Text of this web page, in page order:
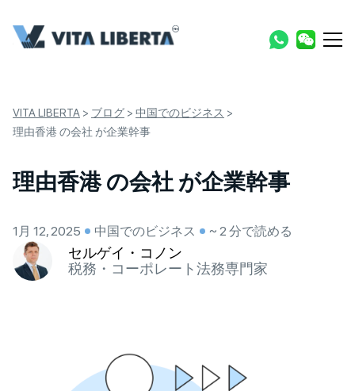
VITA LIBERTA > ブログ > 中国でのビジネス >
理由香港 の会社 が企業幹事
理由香港 の会社 が企業幹事
1月 12, 2025 中国でのビジネス ~ 2 分で読める
セルゲイ・コノン
税務・コーポレート法務専門家